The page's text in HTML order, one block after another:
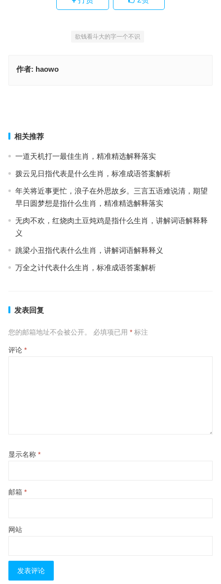
欲钱看斗大的字一个不识
作者: haowo
相关推荐
一道天机打一最佳生肖，精准精选解释落实
拨云见日指代表是什么生肖，标准成语答案解析
年关将近事更忙，浪子在外思故乡。三言五语难说清，期望
早日圆梦想是指什么生肖，精准精选解释落实
无肉不欢，红烧肉土豆炖鸡是指什么生肖，讲解词语解释释
义
跳梁小丑指代表什么生肖，讲解词语解释释义
万全之计代表什么生肖，标准成语答案解析
发表回复
您的邮箱地址不会被公开。 必填项已用 *标注
评论 *
显示名称 *
邮箱 *
网站